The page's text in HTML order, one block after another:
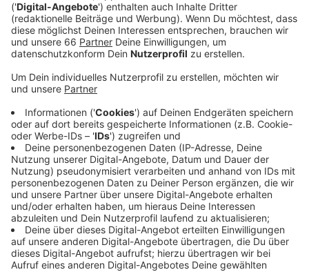
Veröffentlicht:Donnerstag, 22.06.2023 05:40
Anzeige
auch die Blumenkübel in der Stadt haben die
Gärtnerinnen und Gärtner bepflanzt. Unter anderem mit
gelben Dahlien und rot-gelben Lilien. Eine
Besonderheit gibt es zum Beispiel im Nordpark:
Passend zu den Invictus Games, die im Herbst (9.-16.
September 2023) in Düsseldorf laufen - wurden hier
gelbe und schwarze Blumen gepflanzt. Das sind die
Farben der Invictus Games. Sollte es über den
Sommer in Düsseldorf wieder sehr heiß und trocken
werden, können bis zum Herbst Blumen nachgepflanzt